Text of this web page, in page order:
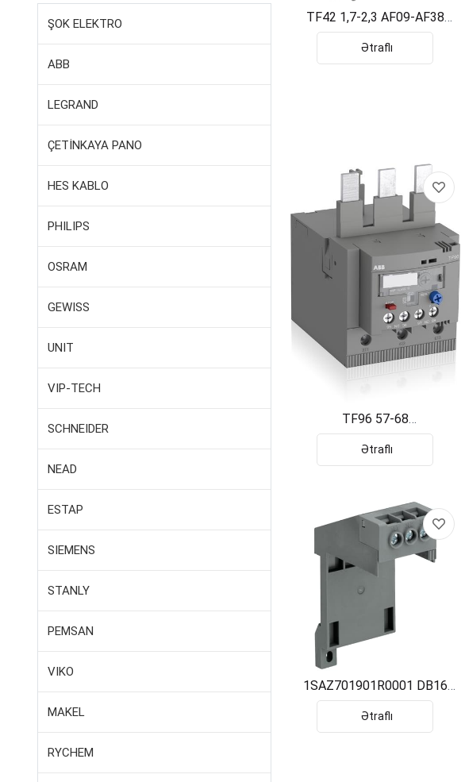
ŞOK ELEKTRO
ABB
LEGRAND
ÇETİNKAYA PANO
HES KABLO
PHILIPS
OSRAM
GEWISS
UNIT
VIP-TECH
SCHNEIDER
NEAD
ESTAP
SIEMENS
STANLY
PEMSAN
VIKO
MAKEL
RYCHEM
TF42 1,7-2,3 AF09-AF38
1SAZ721201R1031
Ətraflı
TF96 57-68
1SAZ911201R1003
Ətraflı
1SAZ701901R0001 DB16
MONTAJ DƏSTİ T16 ABB
Ətraflı